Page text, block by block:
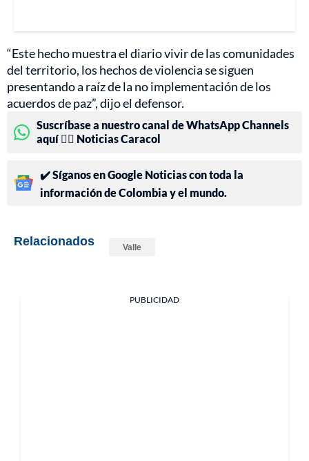
“Este hecho muestra el diario vivir de las comunidades
del territorio, los hechos de violencia se siguen
presentando a raíz de la no implementación de los
acuerdos de paz”, dijo el defensor.
Suscríbase a nuestro canal de WhatsApp Channels
aquí 👉🏻 Noticias Caracol
✔️ Síganos en Google Noticias con toda la
información de Colombia y el mundo.
Relacionados Valle
PUBLICIDAD